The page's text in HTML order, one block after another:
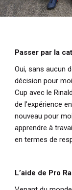
Passer par la
Oui, sans aucun
décision pour
Cup avec le
de l’expérience
nouveau pour
apprendre à
en termes de
L’aide de Pro